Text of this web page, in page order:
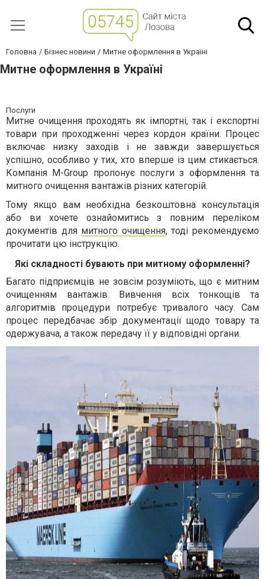
Головна Бізнес новини Митне оформлення в Україні
Митне оформлення в Україні
Послуги
Митне очищення проходять як імпортні, так і експортні
товари при проходженні через кордон країни. Процес
включає низку заходів і не завжди завершується
успішно, особливо у тих, хто вперше із цим стикається.
Компанія M-Group пропонує послуги з оформлення та
митного очищення вантажів різних категорій.
Тому якщо вам необхідна безкоштовна консультація
або ви хочете ознайомитись з повним переліком
документів для митного очищення, тоді рекомендуємо
прочитати цю інструкцію.
Які складності бувають при митному оформленні?
Багато підприємців не зовсім розуміють, що є митним
очищенням вантажів. Вивчення всіх тонкощів та
алгоритмів процедури потребує тривалого часу. Сам
процес передбачає збір документації щодо товару та
одержувача, а також передачу її у відповідні органи.